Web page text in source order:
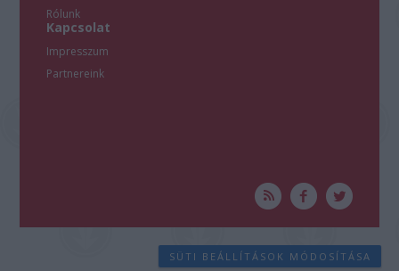
Rólunk
Kapcsolat
Impresszum
Partnereink
SÜTI BEÁLLÍTÁSOK MÓDOSÍTÁSA